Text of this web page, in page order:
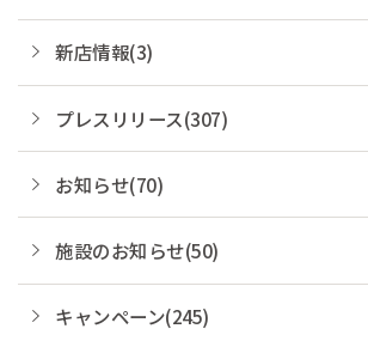
新店情報(3)
プレスリリース(307)
お知らせ(70)
施設のお知らせ(50)
キャンペーン(245)